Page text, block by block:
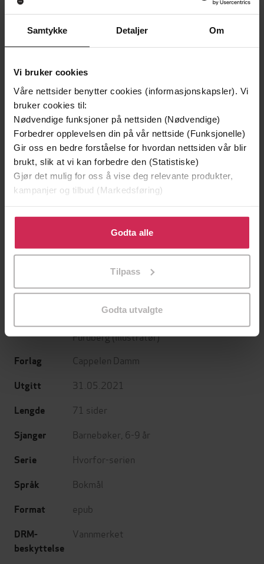
Samtykke Detaljer Om
Vi bruker cookies
Våre nettsider benytter cookies (informasjonskapsler). Vi
bruker cookies til:
Nødvendige funksjoner på nettsiden (Nødvendige)
Forbedrer opplevelsen din på vår nettside (Funksjonelle)
Gir oss en bedre forståelse for hvordan nettsiden vår blir
brukt, slik at vi kan forbedre den (Statistiske)
Gjør det mulig for oss å vise deg relevante produkter,
kampanjer og tilbud (Markedsføring)
Klikk på «Godta alle» for å gi oss ditt samtykke til å
bruke cookies for alle disse formålene. Du kan også
tilpasse ditt samtykke til spesifikke formål ved å klikke
Godta alle
Tilpass
Godta utvalgte
199,-
Jo Nesbø
Jørn Lier Horst
Undertittel og 52 andre ting du lurer på om politikk
Forfattere
Furuberg(illustratør)
Forlag Cappelen Damm
Utgitt 31.05.2021
Lengde 71 sider
Sjanger Barnebøker 6-9 år
Serie Hvorfor-serien
Språk Bokmål
Format epub
DRM-
beskyttelse
Vannmerket